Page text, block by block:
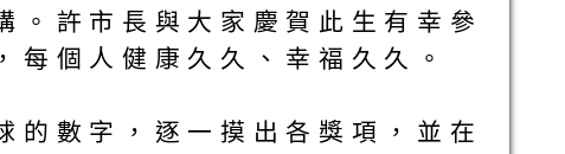
。許市長與大家慶賀此生有幸參
個人健康久久、幸福久久。
的數字，逐一摸出各獎項，並在